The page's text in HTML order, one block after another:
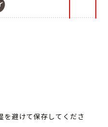
を避けて保存してくださ